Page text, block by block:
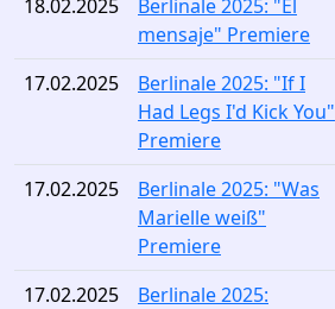
18.02.2025
Berlinale 2025: "El
mensaje" Premiere
17.02.2025
Berlinale 2025: "If I
Had Legs I'd Kick You"
Premiere
17.02.2025
Berlinale 2025: "Was
Marielle weiß"
Premiere
17.02.2025
Berlinale 2025: